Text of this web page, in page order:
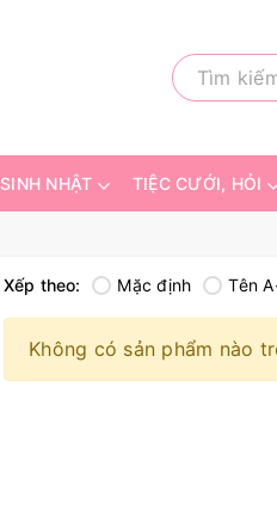
SINH NHẬT TIỆC CƯỚI, HỎI
Xếp theo: Mặc định Tên
Không có sản phẩm nào